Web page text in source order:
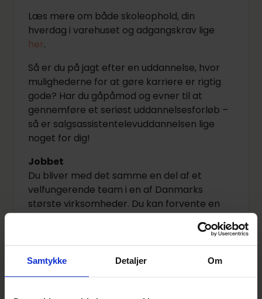
Samtykke Detaljer Om
Læs mere om både skoleophold, din
hverdag i varehuset og adgangskrav lige
her.
Så er du på jagt efter en uddannelse, hvor
mulighederne for at gøre karriere er rigtig
gode? Har du gåpåmod og evner til at
gennemføre et seriøst uddannelsesforløb –
så er salgsassistentelevuddannelsen lige
noget for dig!
Jobbet
Du bliver med det samme en del af et
velfungerende team i en af Danmarks
største virksomheder. Du kan forvente en
afvekslende hverdag, hvor du får
kundekontakt fra første dag og hurtigt
ansvar for dine egne områder.
Du arbejder blandt andet med